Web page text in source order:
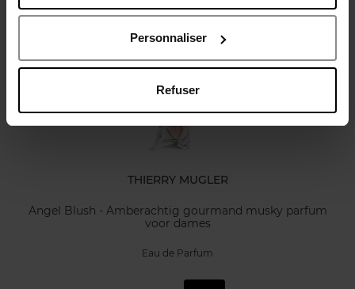
Personnaliser
Refuser
Nog iets vergeten ?
THIERRY MUGLER
Angel Blush - Amberachtig gourmand musky parfum
voor dames
Eau de Parfum